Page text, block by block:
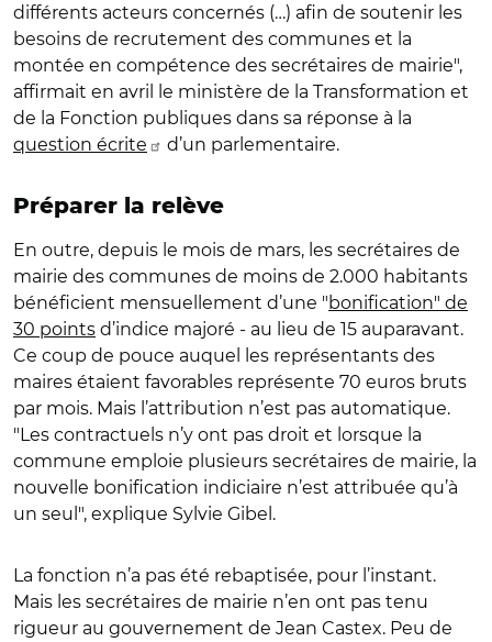
différents acteurs concernés (…) afin de soutenir les
besoins de recrutement des communes et la
montée en compétence des secrétaires de mairie",
affirmait en avril le ministère de la Transformation et
de la Fonction publiques dans sa réponse à la
question écrite
d’un parlementaire.
Préparer la relève
En outre, depuis le mois de mars, les secrétaires de
mairie des communes de moins de 2.000 habitants
bénéficient mensuellement d’une "bonification" de
30 points d’indice majoré - au lieu de 15 auparavant.
Ce coup de pouce auquel les représentants des
maires étaient favorables représente 70 euros bruts
par mois. Mais l’attribution n’est pas automatique.
"Les contractuels n’y ont pas droit et lorsque la
commune emploie plusieurs secrétaires de mairie, la
nouvelle bonification indiciaire n’est attribuée qu’à
un seul", explique Sylvie Gibel.
La fonction n’a pas été rebaptisée, pour l’instant.
Mais les secrétaires de mairie n’en ont pas tenu
rigueur au gouvernement de Jean Castex. Peu de